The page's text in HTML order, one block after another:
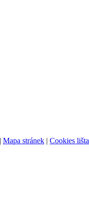
| Mapa stránek | Cookies lišta